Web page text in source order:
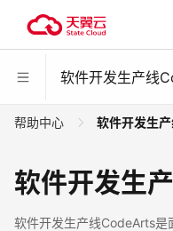
软件开发生产线
帮助中心 软件开发生
软件开发生
软件开发生产线CodeArts是